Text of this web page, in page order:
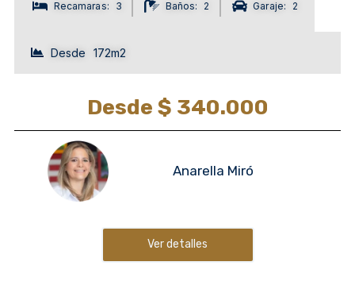
Recamaras: 3 Baños: 2 Garaje: 2
Desde 172m2
Desde $ 340.000
Anarella Miró
Ver detalles